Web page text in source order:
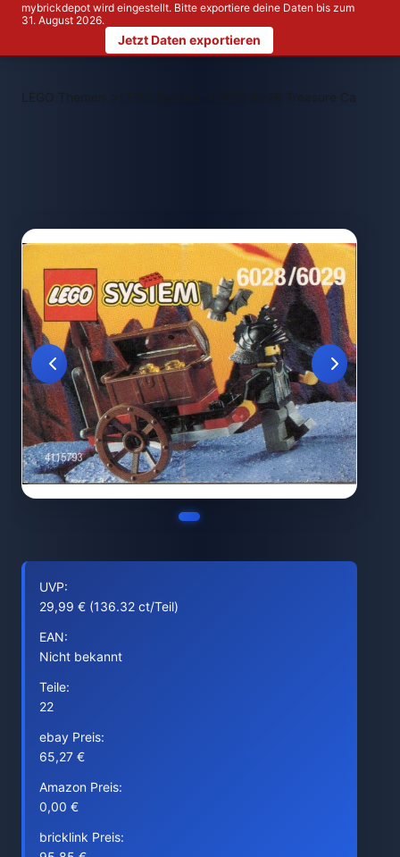
mybrickdepot wird eingestellt. Bitte exportiere deine Daten bis zum
31. August 2026.
Jetzt Daten exportieren
LEGO Themen > LEGO 6028 Treasure Cart
UVP:
29,99 € (136.32 ct/Teil)
EAN:
Nicht bekannt
Teile:
22
ebay Preis:
65,27 €
Amazon Preis:
0,00 €
bricklink Preis: